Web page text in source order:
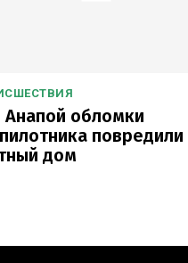
Анапой обломки
повредили
дом